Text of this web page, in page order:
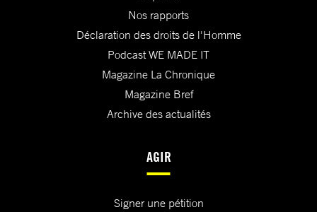
Nos rapports
Déclaration des droits de l'Homme
Podcast WE MADE IT
Magazine La Chronique
Magazine Bref
Archive des actualités
AGIR
Signer une pétition